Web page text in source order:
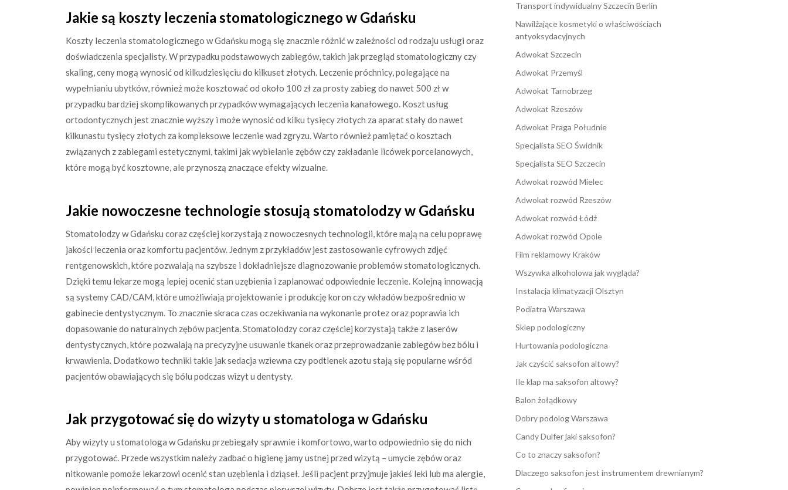
Jakie są koszty leczenia stomatologicznego w Gdańsku
Koszty leczenia stomatologicznego w Gdańsku mogą się znacznie różnić w zależności od rodzaju usługi oraz
doświadczenia specjalisty. W przypadku podstawowych zabiegów, takich jak przegląd stomatologiczny czy
skaling, ceny mogą wynosić od kilkudziesięciu do kilkuset złotych. Leczenie próchnicy, polegające na
wypełnianiu ubytków, również może kosztować od około 100 zł za prosty zabieg do nawet 500 zł w
przypadku bardziej skomplikowanych przypadków wymagających leczenia kanałowego. Koszt usług
ortodontycznych jest znacznie wyższy i może wynosić od kilku tysięcy złotych za aparat stały do nawet
kilkunastu tysięcy złotych za kompleksowe leczenie wad zgryzu. Warto również pamiętać o kosztach
związanych z zabiegami estetycznymi, takimi jak wybielanie zębów czy zakładanie licówek porcelanowych,
które mogą być kosztowne, ale przynoszą znaczące efekty wizualne.
Jakie nowoczesne technologie stosują stomatolodzy w Gdańsku
Stomatolodzy w Gdańsku coraz częściej korzystają z nowoczesnych technologii, które mają na celu poprawę
jakości leczenia oraz komfortu pacjentów. Jednym z przykładów jest zastosowanie cyfrowych zdjęć
rentgenowskich, które pozwalają na szybsze i dokładniejsze diagnozowanie problemów stomatologicznych.
Dzięki temu lekarze mogą lepiej ocenić stan uzębienia i zaplanować odpowiednie leczenie. Kolejną innowacją
są systemy CAD/CAM, które umożliwiają projektowanie i produkcję koron czy wkładów bezpośrednio w
gabinecie dentystycznym. To znacznie skraca czas oczekiwania na wykonanie protez oraz poprawia ich
dopasowanie do naturalnych zębów pacjenta. Stomatolodzy coraz częściej korzystają także z laserów
dentystycznych, które pozwalają na precyzyjne usuwanie tkanek oraz przeprowadzanie zabiegów bez bólu i
krwawienia. Dodatkowo techniki takie jak sedacja wziewna czy podtlenek azotu stają się popularne wśród
pacjentów obawiających się bólu podczas wizyt u dentysty.
Jak przygotować się do wizyty u stomatologa w Gdańsku
Aby wizyty u stomatologa w Gdańsku przebiegały sprawnie i komfortowo, warto odpowiednio się do nich
przygotować. Przede wszystkim należy zadbać o higienę jamy ustnej przed wizytą – umycie zębów oraz
nitkowanie pomoże lekarzowi ocenić stan uzębienia i dziąseł. Jeśli pacjent przyjmuje jakieś leki lub ma alergie,
Transport indywidualny Szczecin Berlin
Nawilżające kosmetyki o właściwościach
antyoksydacyjnych
Adwokat Szczecin
Adwokat Przemyśl
Adwokat Tarnobrzeg
Adwokat Rzeszów
Adwokat Praga Południe
Specjalista SEO Świdnik
Specjalista SEO Szczecin
Adwokat rozwód Mielec
Adwokat rozwód Rzeszów
Adwokat rozwód Łódź
Adwokat rozwód Opole
Film reklamowy Kraków
Wszywka alkoholowa jak wygląda?
Instalacja klimatyzacji Olsztyn
Podiatra Warszawa
Sklep podologiczny
Hurtowania podologiczna
Jak czyścić saksofon altowy?
Ile klap ma saksofon altowy?
Balon żołądkowy
Dobry podolog Warszawa
Candy Dulfer jaki saksofon?
Co to znaczy saksofon?
Dlaczego saksofon jest instrumentem drewnianym?